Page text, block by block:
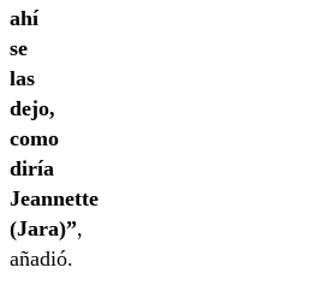
ahí
se
las
dejo,
como
diría
Jeannette
(Jara)”,
añadió.